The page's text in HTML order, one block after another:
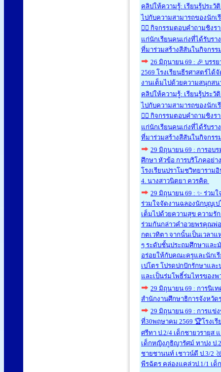
คลิปให้ความรู้: เรียนรู้ประ
ไปกับความสามารถของนักเ
🙋‍♀️ กิจกรรมตอบคำถามชิง
แก่นักเรียนคนเก่งที่ได้รับร
ที่มาร่วมสร้างสีสันในกิจกร
26 มิถุนายน 69 : 🎉 บร
2569 โรงเรียนธีรศาสตร์ได้
งานเต็มไปด้วยความสนุกสน
คลิปให้ความรู้: เรียนรู้ประ
ไปกับความสามารถของนักเ
🙋‍♀️ กิจกรรมตอบคำถามชิง
แก่นักเรียนคนเก่งที่ได้รับร
ที่มาร่วมสร้างสีสันในกิจกร
29 มิถุนายน 69 : การอบ
ศึกษา หัวข้อ การบริโภคอย่า
โรงเรียนปราโมชวิทยาราม
4. นางสาวนิตยา ควรคิด
29 มิถุนายน 69 : ✨ ร่วม
ร่วมใจจัดงานฉลองนักบุญเ
เต็มไปด้วยความสุข ความรั
ร่วมกันกล่าวคำอวยพรคุณพ่
กตเวทิตา จากนั้นเป็นเวลา
ๆ ระดับชั้นประถมศึกษาและ
อร่อยให้กับคณะครูและนักเ
เปโตร โปรดปกปักรักษาแ
และเป็นร่มโพธิ์ร่มไทรของ
29 มิถุนายน 69 : การนิเ
สำนักงานศึกษาธิการจังหวัด
29 มิถุนายน 69 : การแข่ง
ที่30พฤษาคม 2569 🏆โรงเ
ศรีทา ป.2/4 เด็กชายวรายุส
เด็กหญิงภูธิญารัศม์ ทาปง ป
ชายชานนท์ เชาวน์ดี ป.3/2
พีรฉัตร คล่องแคล่วป.1/1 เ